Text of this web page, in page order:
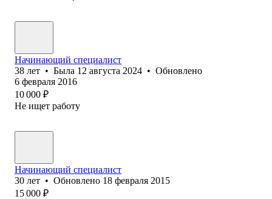
Начинающий специалист
38 лет • Была 12 августа 2024 • Обновлено
6 февраля 2016
10 000 ₽
Не ищет работу
Начинающий специалист
30 лет • Обновлено 18 февраля 2015
15 000 ₽